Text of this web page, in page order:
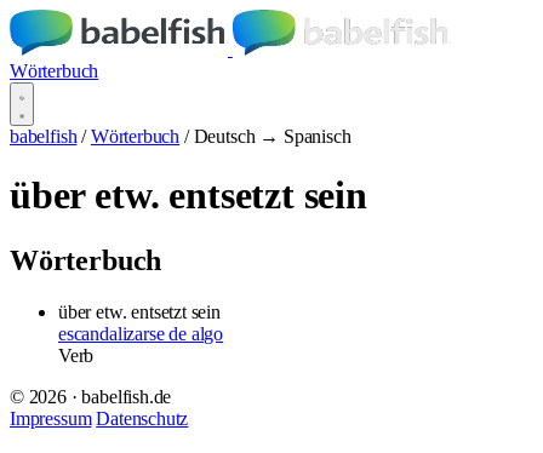
Wörterbuch
babelfish / Wörterbuch / Deutsch → Spanisch
über etw. entsetzt sein
Wörterbuch
über etw. entsetzt sein
escandalizarse de algo
Verb
© 2026 · babelfish.de
Impressum Datenschutz